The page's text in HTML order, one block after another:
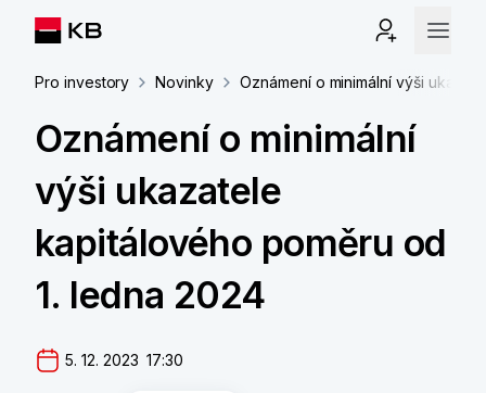
Pro investory Novinky Oznámení o minimální výši
Oznámení o minimální
výši ukazatele
kapitálového poměru od
1. ledna 2024
5. 12. 2023  17:30